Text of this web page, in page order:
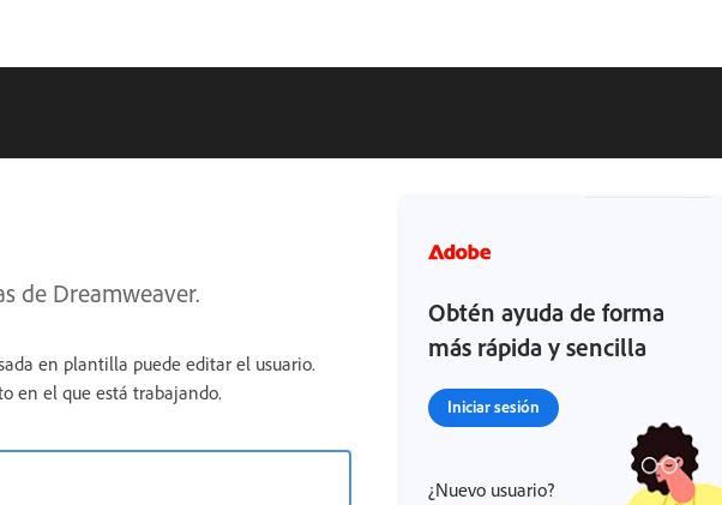
de Dreamweaver.
en plantilla puede editar el usuario.
en el que está trabajando.
Obtén ayuda de forma
más rápida y sencilla
Iniciar sesión
¿Nuevo usuario?